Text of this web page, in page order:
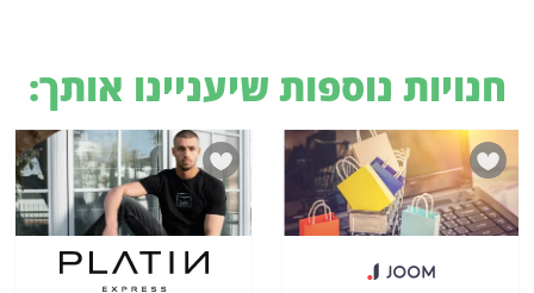
חנויות נוספות שיעניינו אותך: